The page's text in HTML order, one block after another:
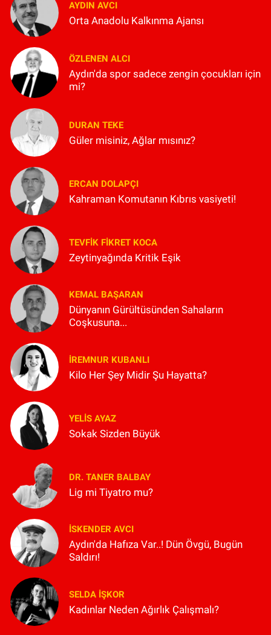
AYDIN AVCI
Orta Anadolu Kalkınma Ajansı
ÖZLENEN ALCI
Aydın'da spor sadece zengin çocukları için
mi?
DURAN TEKE
Güler misiniz, Ağlar mısınız?
ERCAN DOLAPÇI
Kahraman Komutanın Kıbrıs vasiyeti!
TEVFIK FIKRET KOCA
Zeytinyağında Kritik Eşik
KEMAL BAŞARAN
Dünyanın Gürültüsünden Sahaların
Coşkusuna...
İREMNUR KUBANLI
Kilo Her Şey Midir Şu Hayatta?
YELIS AYAZ
Sokak Sizden Büyük
DR. TANER BALBAY
Lig mi Tiyatro mu?
İSKENDER AVCI
Aydın'da Hafıza Var..! Dün Övgü, Bugün
Saldırı!
SELDA İŞKOR
Kadınlar Neden Ağırlık Çalışmalı?